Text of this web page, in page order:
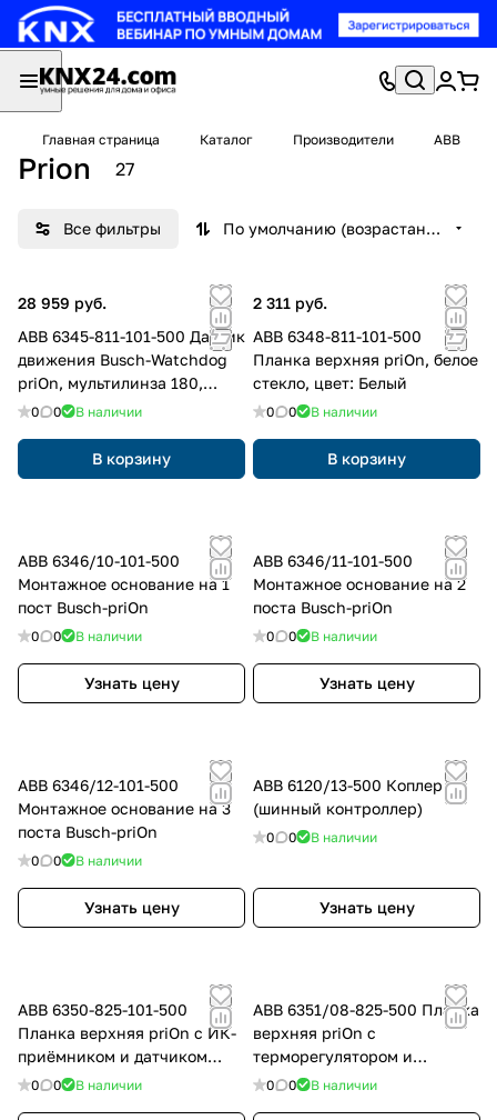
Главная страница Каталог Производители ABB
Prion 27
Все фильтры По умолчанию (возрастание)
28 959 руб.
ABB 6345-811-101-500 Датчик
движения Busch-Watchdog
priOn, мультилинза 180,
белое стекло, цвет: Белый
0 0 В наличии
В корзину
2 311 руб.
ABB 6348-811-101-500
Планка верхняя priOn, белое
стекло, цвет: Белый
0 0 В наличии
В корзину
ABB 6346/10-101-500
Монтажное основание на 1
пост Busch-priOn
0 0 В наличии
Узнать цену
ABB 6346/11-101-500
Монтажное основание на 2
поста Busch-priOn
0 0 В наличии
Узнать цену
ABB 6346/12-101-500
Монтажное основание на 3
поста Busch-priOn
0 0 В наличии
Узнать цену
ABB 6120/13-500 Коплер
(шинный контроллер)
0 0 В наличии
Узнать цену
ABB 6350-825-101-500
Планка верхняя priOn с ИК-
приёмником и датчиком
приближения, чёрное стекло
0 0 В наличии
ABB 6351/08-825-500 Планка
верхняя priOn с
терморегулятором и
дисплеем
0 0 В наличии